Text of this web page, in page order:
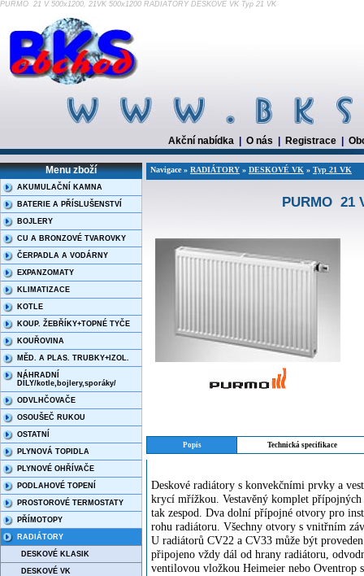
PURMO 21 V 500x1200, 21VK 500x1200 RADIÁTORY DESKOVÉ VK Typ 21 VK
Akční nabídka O nás Registrace
Menu zboží
AKUMULAČNÍ KAMNA
BATERIE A PŘÍSLUŠENSTVÍ
BOJLERY
CU A BRONZOVÉ TVAROVKY
ČERPADLA A VODÁRNY
EXPANZOMATY
KLIMATIZACE
KOTLE
KOUP. ŽEBŘÍKY+TOPNÉ TYČE
KOUŘOVINA
MĚD. A PLAS. TRUBKY+IZOL.
NÁHRADNÍ
DÍLY/kotle,bojlery,sporáky/
ODVLHČOVAČE
OSOUŠEČ RUKOU
OSTATNÍ
PLYNOVÁ TOPIDLA
PLYNOVÉ OHŘÍVAČE
PODLAHOVÉ TOPENÍ
PROSTOROVÉ TERMOSTATY
PŘÍMOTOPY
RADIÁTORY
DESKOVÉ KLASIK
DESKOVÉ VK
Navigace » RADIÁTORY » DESKOVÉ VK » Typ 21 VK
PURMO 21
Popis Technická specifikace
Deskové radiátory s konvekčními prvky a
krycí mřížkou. Vestavěný komplet
tak zespod. Dva dolní přípojné otvory pro
rohu radiátoru. Všechny otvory s vnitřním
U radiátorů CV22 a CV33 může být
připojeno vždy dál od hrany radiátoru,
ventilovou vložkou Heimeier nebo Oventrop